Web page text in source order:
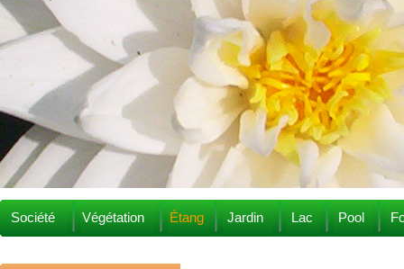
Société Végétation Étang Jardin Lac Pool
20,00 zł